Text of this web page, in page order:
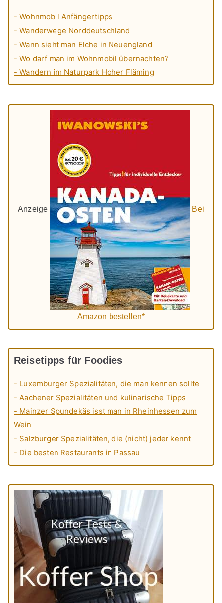
- Wohnmobil Anfängertipps
- Wanderwege Norddeutschland
- Wann sieht man Elche in Neuengland
- Wo darf man im Wohnmobil übernachten?
- Wandern im Naturpark Hoher Fläming
Anzeige Bei
Amazon bestellen*
Reisetipps für Foodies
- Luxemburger Spezialitäten, die man kennen sollte
- Aachener Spezialitäten und kulinarische Tipps
- Mainzer Spundekäs isst man in Rheinhessen zum
Wein
- Salzburger Spezialitäten, die (nicht) jeder kennt
- Die besten Restaurants in Passau